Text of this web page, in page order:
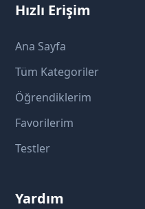
Hızlı Erişim
Ana Sayfa
Tüm Kategoriler
Öğrendiklerim
Favorilerim
Testler
Yardım